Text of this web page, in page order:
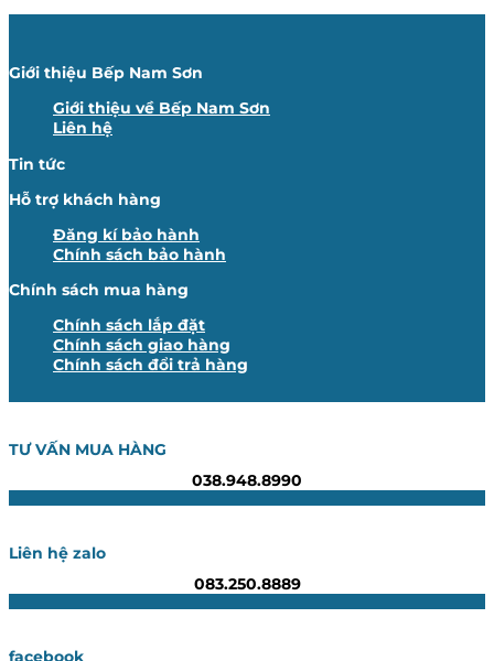
Giới thiệu Bếp Nam Sơn
Giới thiệu về Bếp Nam Sơn
Liên hệ
Tin tức
Hỗ trợ khách hàng
Đăng kí bảo hành
Chính sách bảo hành
Chính sách mua hàng
Chính sách lắp đặt
Chính sách giao hàng
Chính sách đổi trả hàng
TƯ VẤN MUA HÀNG
038.948.8990
Liên hệ zalo
083.250.8889
facebook